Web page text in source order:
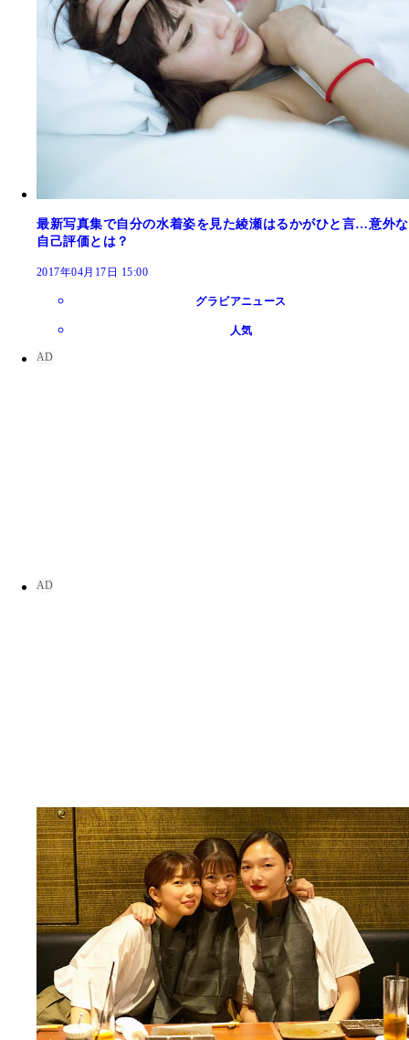
最新写真集で自分の水着姿を見た綾瀬はるかがひと言…意外な
自己評価とは？
2017年04月17日 15:00
グラビアニュース
人気